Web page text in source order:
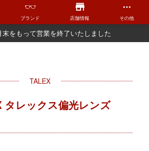
ブランド 店舗情報 その他
をもって営業を終了いたしました
TALEX
タレックス偏光レンズ